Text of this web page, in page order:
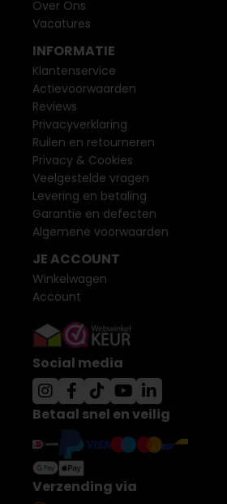
Over Ons
Vacatures
INFORMATIE
Klantenservice
Actievoorwaarden
Reviews
Privacyverklaring
Ruilen en retourneren
Privacy & Cookies
Veelgestelde vragen
Levering en betaling
Garantie en defecten
Algemene voorwaarden
JE ACCOUNT
Winkelwagen
Account
Social media
Betaal snel en veilig
Verzending via